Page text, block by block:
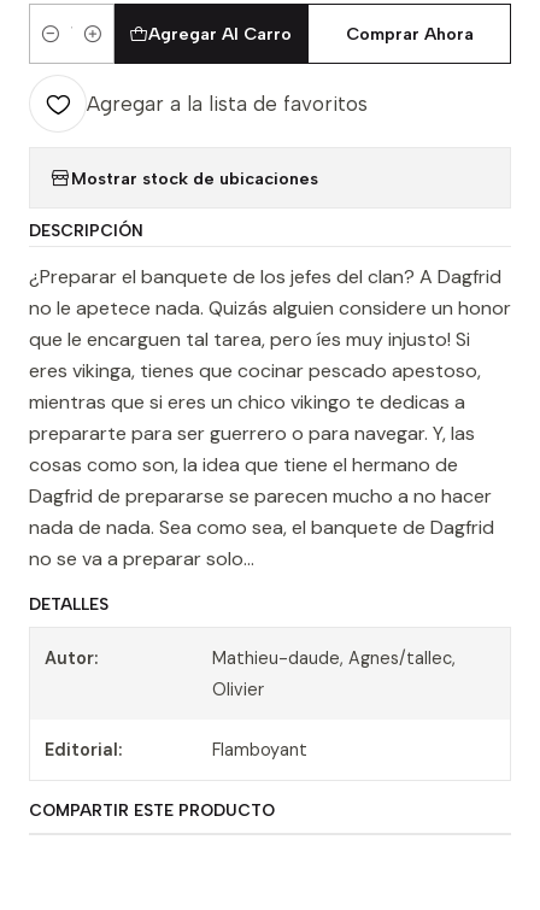
Cantidad
Agregar Al Carro Comprar Ahora
Agregar a la lista de favoritos
Mostrar stock de ubicaciones
DESCRIPCIÓN
¿Preparar el banquete de los jefes del clan? A Dagfrid
no le apetece nada. Quizás alguien considere un honor
que le encarguen tal tarea, pero íes muy injusto! Si
eres vikinga, tienes que cocinar pescado apestoso,
mientras que si eres un chico vikingo te dedicas a
prepararte para ser guerrero o para navegar. Y, las
cosas como son, la idea que tiene el hermano de
Dagfrid de prepararse se parecen mucho a no hacer
nada de nada. Sea como sea, el banquete de Dagfrid
no se va a preparar solo...
DETALLES
Autor:
Mathieu-daude, Agnes/tallec,
Olivier
Editorial: Flamboyant
COMPARTIR ESTE PRODUCTO